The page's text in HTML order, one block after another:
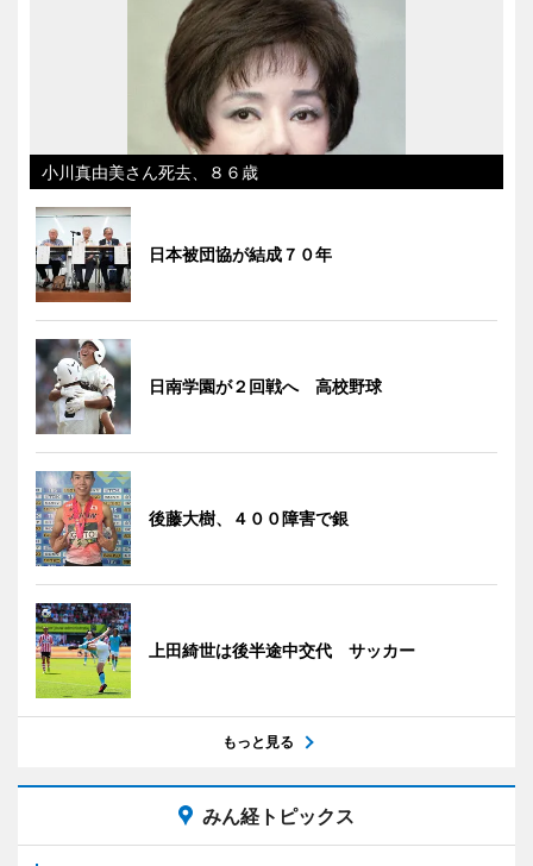
小川真由美さん死去、８６歳
日本被団協が結成７０年
日南学園が２回戦へ 高校野球
後藤大樹、４００障害で銀
上田綺世は後半途中交代 サッカー
もっと見る
みん経トピックス